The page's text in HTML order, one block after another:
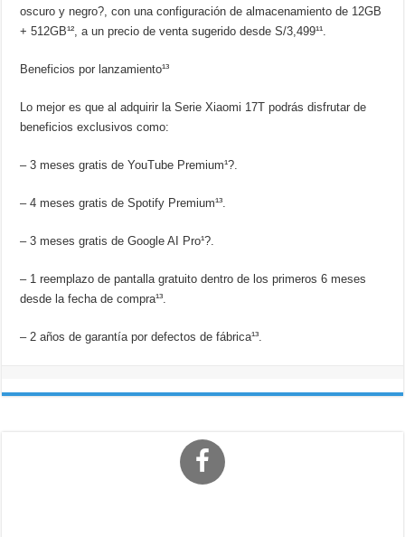
oscuro y negro?, con una configuración de almacenamiento de 12GB
+ 512GB¹², a un precio de venta sugerido desde S/3,499¹¹.
Beneficios por lanzamiento¹³
Lo mejor es que al adquirir la Serie Xiaomi 17T podrás disfrutar de
beneficios exclusivos como:
– 3 meses gratis de YouTube Premium¹?.
– 4 meses gratis de Spotify Premium¹³.
– 3 meses gratis de Google AI Pro¹?.
– 1 reemplazo de pantalla gratuito dentro de los primeros 6 meses
desde la fecha de compra¹³.
– 2 años de garantía por defectos de fábrica¹³.